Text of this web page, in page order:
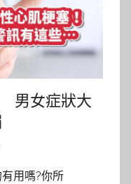
男女症狀大
用嗎?你所